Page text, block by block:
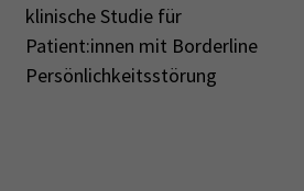
klinische Studie für
Patient:innen mit Borderline
Persönlichkeitsstörung